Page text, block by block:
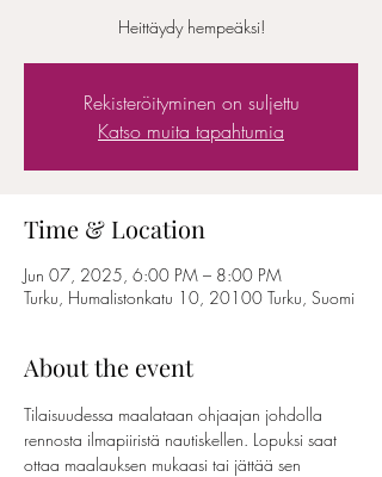
Heittäydy hempeäksi!
Rekisteröityminen on suljettu
Katso muita tapahtumia
Time & Location
Jun 07, 2025, 6:00 PM – 8:00 PM
Turku, Humalistonkatu 10, 20100 Turku, Suomi
About the event
Tilaisuudessa maalataan ohjaajan johdolla
rennosta ilmapiiristä nautiskellen. Lopuksi saat
ottaa maalauksen mukaasi tai jättää sen